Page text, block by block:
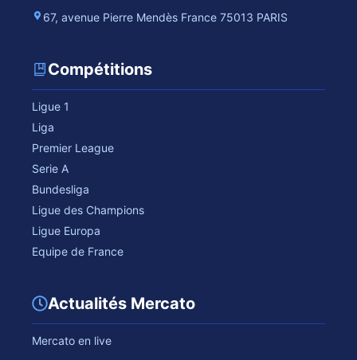
67, avenue Pierre Mendès France 75013 PARIS
Compétitions
Ligue 1
Liga
Premier League
Serie A
Bundesliga
Ligue des Champions
Ligue Europa
Equipe de France
Actualités Mercato
Mercato en live